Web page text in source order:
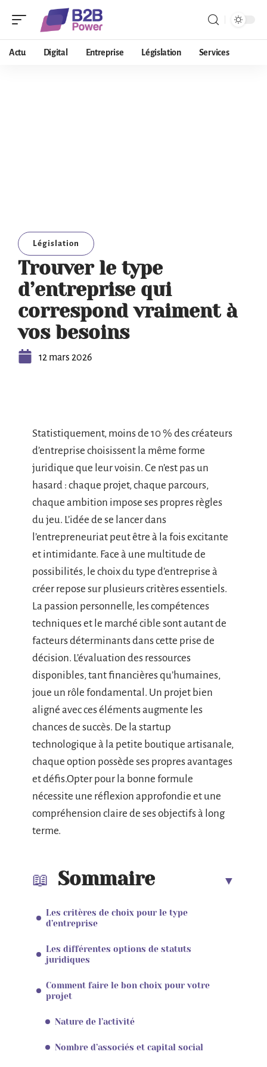
Actu Digital Entreprise Législation Services
Législation
Trouver le type
d’entreprise qui
correspond vraiment à
vos besoins
12 mars 2026
Statistiquement, moins de 10 % des créateurs
d’entreprise choisissent la même forme
juridique que leur voisin. Ce n’est pas un
hasard : chaque projet, chaque parcours,
chaque ambition impose ses propres règles
du jeu. L’idée de se lancer dans
l’entrepreneuriat peut être à la fois excitante
et intimidante. Face à une multitude de
possibilités, le choix du type d’entreprise à
créer repose sur plusieurs critères essentiels.
La passion personnelle, les compétences
techniques et le marché cible sont autant de
facteurs déterminants dans cette prise de
décision. L’évaluation des ressources
disponibles, tant financières qu’humaines,
joue un rôle fondamental. Un projet bien
aligné avec ces éléments augmente les
chances de succès. De la startup
technologique à la petite boutique artisanale,
chaque option possède ses propres avantages
et défis.Opter pour la bonne formule
nécessite une réflexion approfondie et une
compréhension claire de ses objectifs à long
terme.
Sommaire
Les critères de choix pour le type
d’entreprise
Les différentes options de statuts
juridiques
Comment faire le bon choix pour votre
projet
Nature de l’activité
Nombre d’associés et capital social